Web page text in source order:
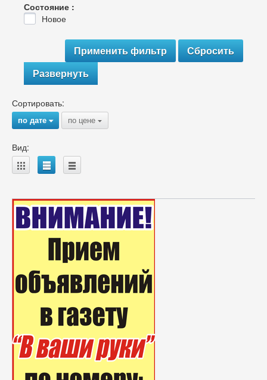
Состояние :
Новое
Развернуть
Сортировать:
по дате{ по цене {
Вид:
A B C